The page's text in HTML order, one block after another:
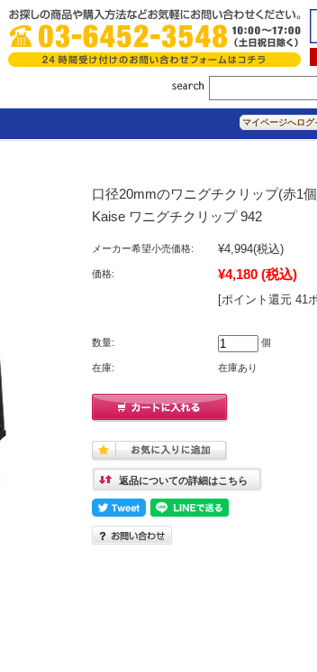
マイページへログ
口径20mmのワニグチクリップ(赤1
Kaise ワニグチクリップ 942
メーカー希望小売価格: ¥4,994(税込)
価格: ¥4,180 (税込)
[ポイント還元 41
数量: 個
在庫: 在庫あり
返品についての詳細はこちら